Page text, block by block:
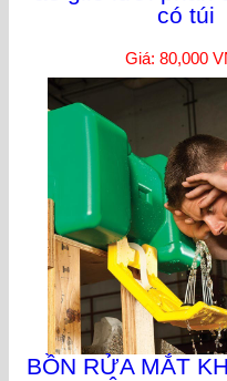
có túi
Giá: 80,000
BỒN RỬA MẮT